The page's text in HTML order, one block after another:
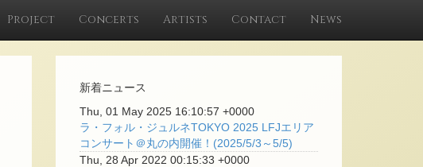
Project Concerts Artists Contact News
新着ニュース
Thu, 01 May 2025 16:10:57 +0000
ラ・フォル・ジュルネTOKYO 2025 LFJエリア
コンサート＠丸の内開催！(2025/5/3～5/5)
Thu, 28 Apr 2022 00:15:33 +0000